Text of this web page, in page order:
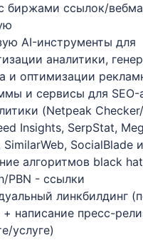
биржами ссылок/
AI-инструменты для
аналитики,
и оптимизации
и сервисы для SEO-
(Netpeak
Insights, SerpStat,
SimilarWeb, SocialBlade
алгоритмов black
PBN - ссылки
линкбилдинг
+ написание пресс-
услуге)